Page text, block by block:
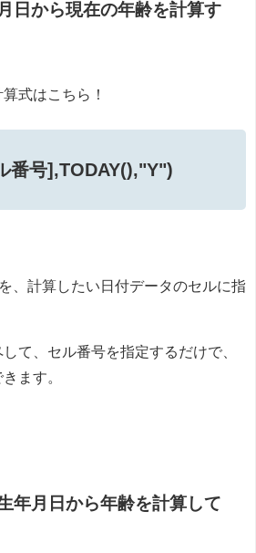
日から現在の年齢を計算す
式はこちら！
番号],TODAY(),"Y")
、計算したい日付データのセルに指
て、セル番号を指定するだけで、
ます。
年月日から年齢を計算して